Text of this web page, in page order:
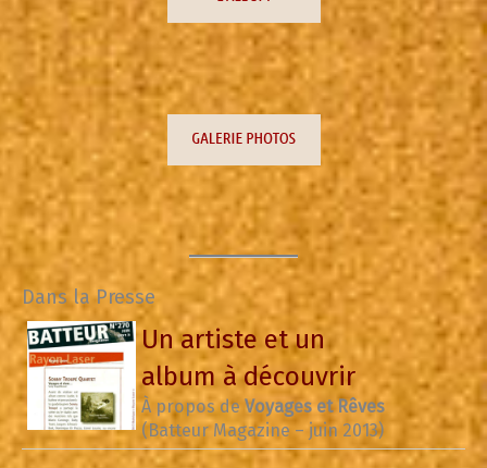
Dans la Presse
Un artiste et un
album à découvrir
À propos de Voyages et Rêves
(Batteur Magazine – juin 2013)